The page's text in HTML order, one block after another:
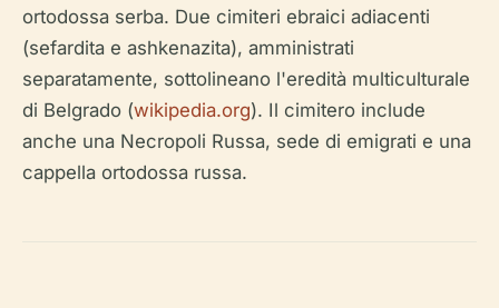
ortodossa serba. Due cimiteri ebraici adiacenti
(sefardita e ashkenazita), amministrati
separatamente, sottolineano l'eredità multiculturale
di Belgrado (wikipedia.org). Il cimitero include
anche una Necropoli Russa, sede di emigrati e una
cappella ortodossa russa.